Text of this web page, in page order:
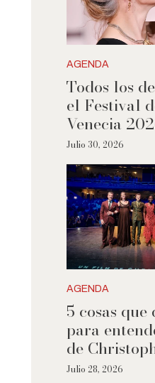
AGENDA
Todos los
el Festival
Venecia
Julio 30, 2026
AGENDA
5 cosas que
para
de
Julio 28, 2026